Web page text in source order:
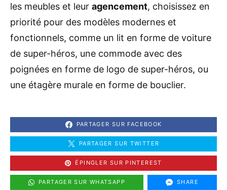
les meubles et leur agencement, choisissez en
priorité pour des modèles modernes et
fonctionnels, comme un lit en forme de voiture
de super-héros, une commode avec des
poignées en forme de logo de super-héros, ou
une étagère murale en forme de bouclier.
PARTAGER SUR FACEBOOK
PARTAGER SUR TWITTER
ÉPINGLER SUR PINTEREST
PARTAGER SUR WHATSAPP SHARE